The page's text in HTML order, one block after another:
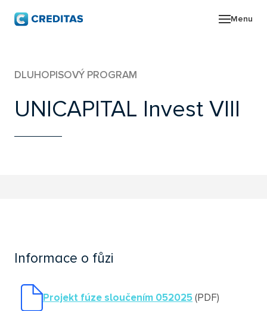
Menu
DLUHOPISOVÝ PROGRAM
UNICAPITAL Invest VIII
Informace o fůzi
Projekt fúze sloučením 052025 (PDF)